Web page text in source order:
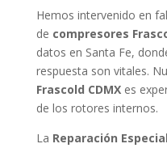
Hemos intervenido en
de compresores
datos en Santa Fe,
respuesta son vitales.
Frascold CDMXes
de los rotores internos.
La Reparación